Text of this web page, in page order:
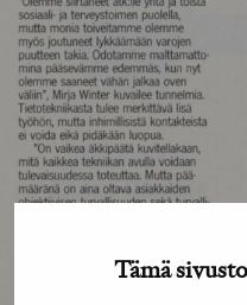
Tämä